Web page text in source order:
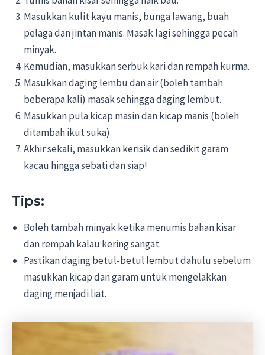
Masukkan kulit kayu manis, bunga lawang, buah
pelaga dan jintan manis. Masak lagi sehingga pecah
minyak.
Kemudian, masukkan serbuk kari dan rempah kurma.
Masukkan daging lembu dan air (boleh tambah
beberapa kali) masak sehingga daging lembut.
Masukkan pula kicap masin dan kicap manis (boleh
ditambah ikut suka).
Akhir sekali, masukkan kerisik dan sedikit garam
kacau hingga sebati dan siap!
Tips:
Boleh tambah minyak ketika menumis bahan kisar
dan rempah kalau kering sangat.
Pastikan daging betul-betul lembut dahulu sebelum
masukkan kicap dan garam untuk mengelakkan
daging menjadi liat.